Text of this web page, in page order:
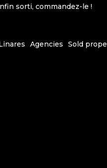
sorti, commandez-le !
Agencies Sold